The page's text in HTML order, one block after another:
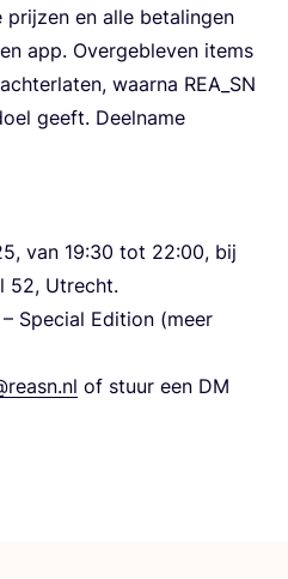
prij­zen en alle beta­lin­gen
app. Over­ge­ble­ven items
waar­na REA_SN
geeft. Deel­na­me
, van 19:30 tot 22:00, bij
52, Utrec­ht.
– Spe­ci­al Edi­ti­on (meer
of stu­ur een DM